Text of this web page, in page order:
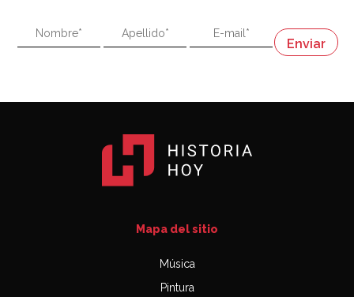
"En política, la estupidez no es una desventaja"
Napoleón
Mapa del sitio
Música
Pintura